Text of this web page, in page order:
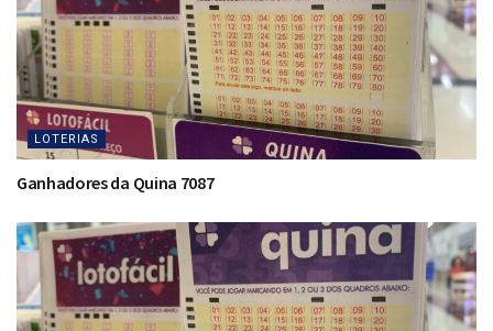
LOTERIAS
Ganhadores da Quina 7087